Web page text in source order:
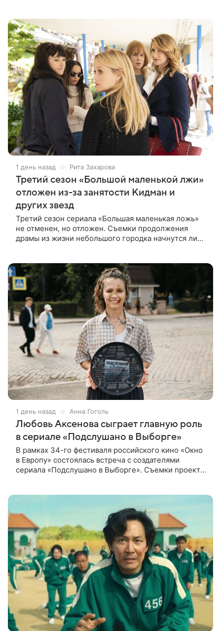
1 день назад Рита Захарова
Третий сезон «Большой маленькой лжи»
отложен из-за занятости Кидман и
других звезд
Третий сезон сериала «Большая маленькая ложь»
не отменен, но отложен. Съемки продолжения
драмы из жизни небольшого городка начнутся лишь
1 день назад Анна Гоголь
Любовь Аксенова сыграет главную роль
в сериале «Подслушано в Выборге»
В рамках 34-го фестиваля российского кино «Окно
в Европу» состоялась встреча с создателями
сериала «Подслушано в Выборге». Съемки проекта